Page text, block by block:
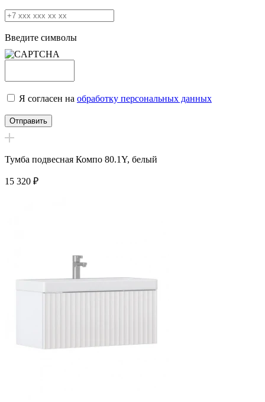
Введите символы
Я согласен на обработку персональных данных
Тумба подвесная Компо 80.1Y, белый
15 320 ₽